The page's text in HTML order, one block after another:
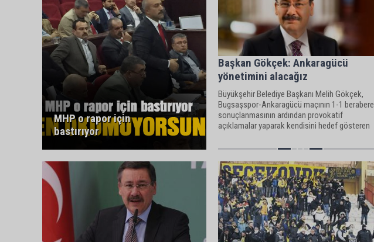
MHP o rapor için
bastırıyor
Başkan Gökçek: Ankaragücü
yönetimini alacağız
Büyükşehir Belediye Başkanı Melih Gökçek,
Bugsaşspor-Ankaragücü maçının 1-1 berabere
sonuçlanmasının ardından provokatif
açıklamalar yaparak kendisini hedef gösteren
Dereli'ye çok sert tepki gösterdi.